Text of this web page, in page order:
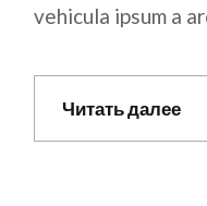
vehicula ipsum a
Читать далее